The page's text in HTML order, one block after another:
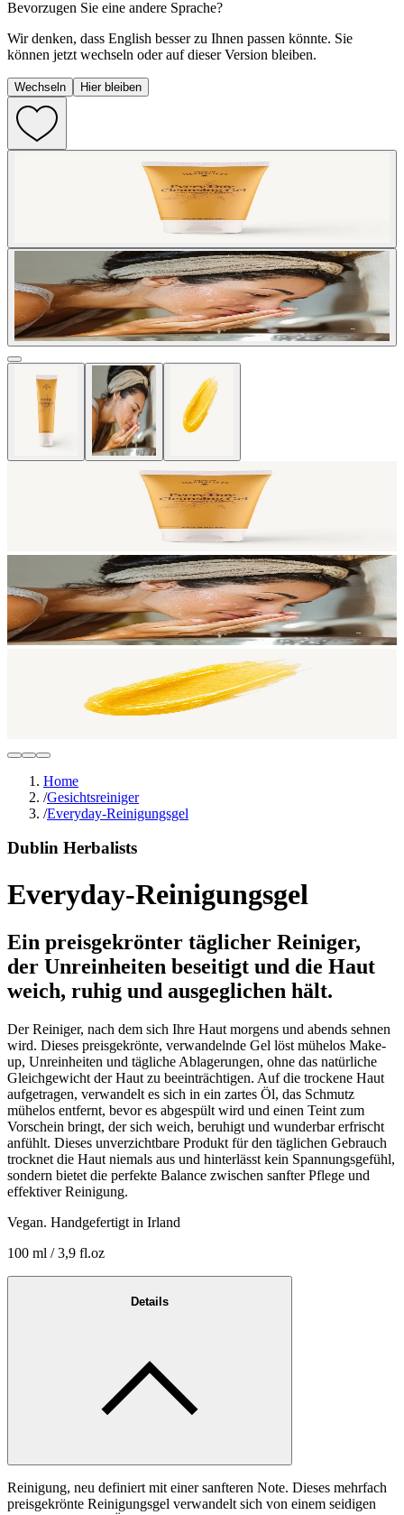
Bevorzugen Sie eine andere Sprache?
Wir denken, dass English besser zu Ihnen passen könnte. Sie
können jetzt wechseln oder auf dieser Version bleiben.
Wechseln Hier bleiben
Home
/Gesichtsreiniger
/Everyday-Reinigungsgel
Dublin Herbalists
Everyday-Reinigungsgel
Ein preisgekrönter täglicher Reiniger,
der Unreinheiten beseitigt und die Haut
weich, ruhig und ausgeglichen hält.
Der Reiniger, nach dem sich Ihre Haut morgens und abends sehnen
wird. Dieses preisgekrönte, verwandelnde Gel löst mühelos Make-
up, Unreinheiten und tägliche Ablagerungen, ohne das natürliche
Gleichgewicht der Haut zu beeinträchtigen. Auf die trockene Haut
aufgetragen, verwandelt es sich in ein zartes Öl, das Schmutz
mühelos entfernt, bevor es abgespült wird und einen Teint zum
Vorschein bringt, der sich weich, beruhigt und wunderbar erfrischt
anfühlt. Dieses unverzichtbare Produkt für den täglichen Gebrauch
trocknet die Haut niemals aus und hinterlässt kein Spannungsgefühl,
sondern bietet die perfekte Balance zwischen sanfter Pflege und
effektiver Reinigung.
Vegan. Handgefertigt in Irland
100 ml / 3,9 fl.oz
Details
Reinigung, neu definiert mit einer sanfteren Note. Dieses mehrfach
preisgekrönte Reinigungsgel verwandelt sich von einem seidigen